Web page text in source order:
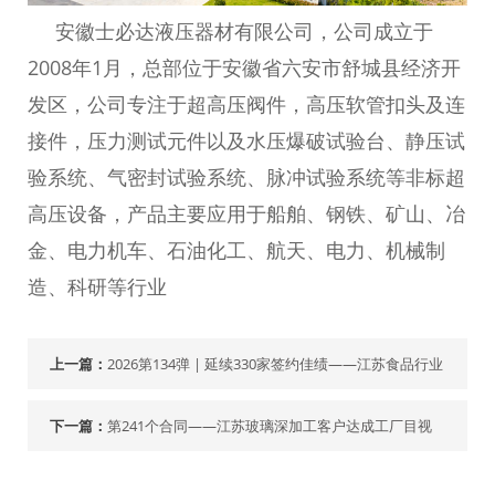
安徽士必达液压器材有限公司，公司成立于
2008年1月，总部位于安徽省六安市舒城县经济开
发区，公司专注于超高压阀件，高压软管扣头及连
接件，压力测试元件以及水压爆破试验台、静压试
验系统、气密封试验系统、脉冲试验系统等非标超
高压设备，产品主要应用于船舶、钢铁、矿山、冶
金、电力机车、石油化工、航天、电力、机械制
造、科研等行业
上一篇： 2026第134弹 | 延续330家签约佳绩——江苏食品行业
下一篇： 第241个合同——江苏玻璃深加工客户达成工厂目视